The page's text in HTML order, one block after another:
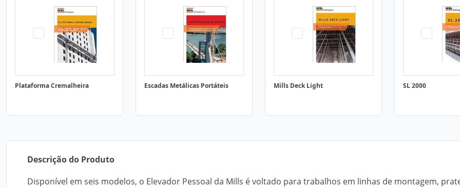
Plataforma Cremalheira Escadas Metálicas Portáteis Mills Deck Light SL 2000
Descrição do Produto
Disponível em seis modelos, o Elevador Pessoal da Mills é voltado para trabalhos em linhas de montagem,